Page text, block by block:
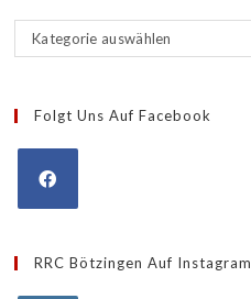
Kategorie auswählen
Folgt Uns Auf Facebook
RRC Bötzingen Auf Instagram